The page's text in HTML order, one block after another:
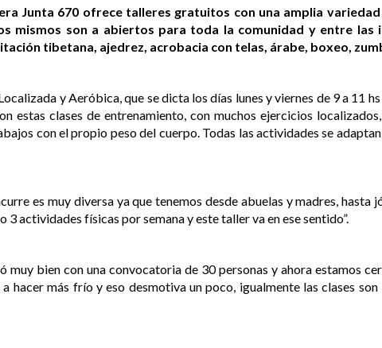
Junta 670 ofrece talleres gratuitos con una amplia
mismos son a abiertos para toda la comunidad y entre las
tibetana, ajedrez, acrobacia con telas, árabe, boxeo,
y Aeróbica, que se dicta los días lunes y viernes de 9 a 11
estas clases de entrenamiento, con muchos ejercicios
con el propio peso del cuerpo. Todas las actividades se
es muy diversa ya que tenemos desde abuelas y madres, hasta
3 actividades físicas por semana y este taller va en ese sentido”.
muy bien con una convocatoria de 30 personas y ahora estamos
hacer más frío y eso desmotiva un poco, igualmente las clases